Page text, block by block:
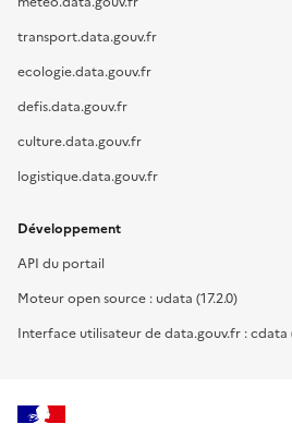
transport.data.gouv.fr
ecologie.data.gouv.fr
defis.data.gouv.fr
culture.data.gouv.fr
logistique.data.gouv.fr
Développement
API du portail
Moteur open source : udata (17.2.0)
Interface utilisateur de data.gouv.fr : cdata